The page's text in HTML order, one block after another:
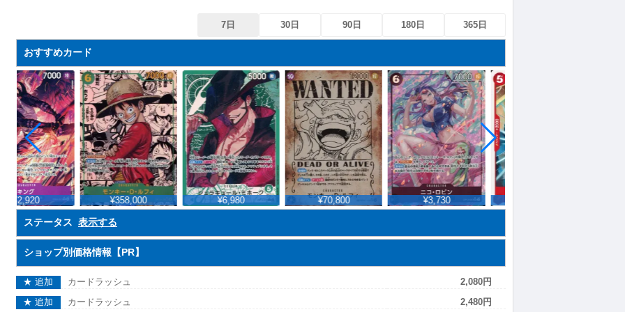
7日 30日 90日 180日 365日
おすすめカード
¥2,920 ¥358,000 ¥6,980 ¥70,800 ¥3,730
ステータス 表示する
ショップ別価格情報【PR】
★ 追加 カードラッシュ
2,080円
★ 追加
カードラッシュ 2,480円